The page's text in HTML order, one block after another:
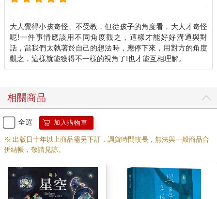
大人覺得小孩奇怪、不受教，但從孩子的角度看，大人才奇怪
呢!一件事情應該用不同角度觀之，這樣才能好好溝通與對
話，當我們太執著於自己的想法時，應停下來，用對方的角度
相關商品
全選 加入購物車
※ 出版日十年以上商品需另下訂，調貨時間較長，無法與一般商品合
併結帳，敬請見諒。